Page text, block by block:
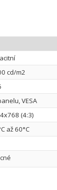
cd/m2
VESA
(4:3)
až 60°C